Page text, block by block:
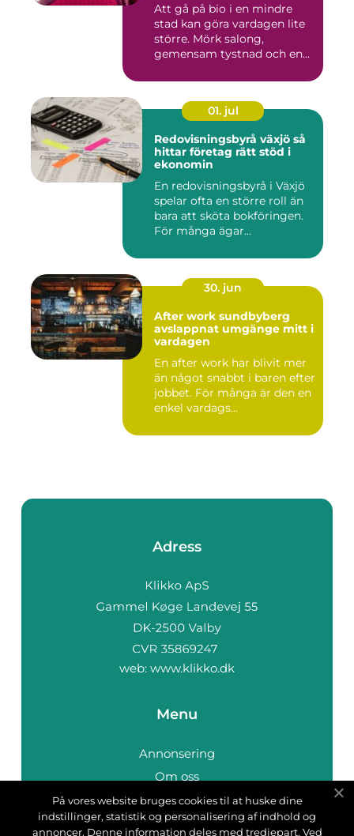
Att gå på bio i en mindre
stad kan göra vardagen lite
större. Mörk salong,
gemensam tystnad och en
01. jul
Redovisningsbyrå växjö så
hittar företag rätt stöd i
ekonomin
En redovisningsbyrå i Växjö
spelar ofta en större roll än
bara att sköta bokföringen.
För många ägar...
30. jun
After work sundbyberg
avslappnat umgänge mitt i
vardagen
En after work har blivit mer
än något snabbt i baren efter
jobbet. För många är den en
enkel vardags...
Adress
web: www.klikko.dk
Menu
Annonsering
Om oss
Cookies
Kontakta oss
På vores website bruges cookies til at huske dine
indstillinger, statistik og personalisering af indhold og
annoncer. Denne information deles med tredjepart. Ved